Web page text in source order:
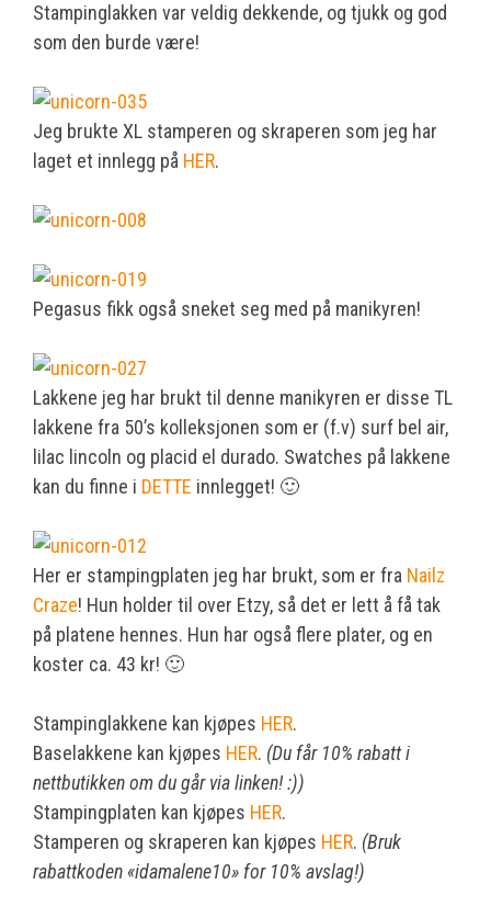
Stampinglakken var veldig dekkende, og tjukk og god
som den burde være!
Jeg brukte XL stamperen og skraperen som jeg har
laget et innlegg på HER.
Pegasus fikk også sneket seg med på manikyren!
Lakkene jeg har brukt til denne manikyren er disse TL
lakkene fra 50’s kolleksjonen som er (f.v) surf bel air,
lilac lincoln og placid el durado. Swatches på lakkene
kan du finne i DETTE innlegget! 🙂
Her er stampingplaten jeg har brukt, som er fra Nailz
Craze! Hun holder til over Etzy, så det er lett å få tak
på platene hennes. Hun har også flere plater, og en
koster ca. 43 kr! 🙂
Stampinglakkene kan kjøpes HER.
Baselakkene kan kjøpes HER. (Du får 10% rabatt i
nettbutikken om du går via linken! :))
Stampingplaten kan kjøpes HER.
Stamperen og skraperen kan kjøpes HER. (Bruk
rabattkoden «idamalene10» for 10% avslag!)